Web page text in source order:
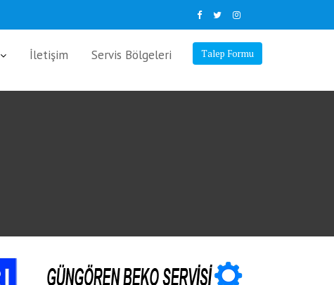
Talep Formu
İletişim Servis Bölgeleri